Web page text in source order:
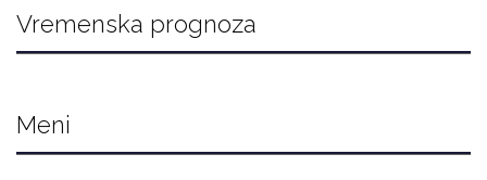
Vremenska prognoza
Meni